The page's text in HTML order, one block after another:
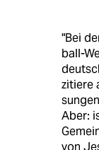
"Bei
ball-
zitiere
Aber: